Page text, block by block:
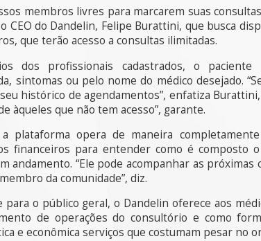
membros livres para marcarem suas
CEO do Dandelin, Felipe Burattini, que busca
que terão acesso a consultas ilimitadas.
dos profissionais cadastrados, o paciente
sintomas ou pelo nome do médico desejado.
histórico de agendamentos”, enfatiza
àqueles que não tem acesso”, garante.
plataforma opera de maneira
financeiros para entender como é composto
andamento. “Ele pode acompanhar as
da comunidade”, diz.
para o público geral, o Dandelin oferece aos
de operações do consultório e como
e econômica serviços que costumam pesar no